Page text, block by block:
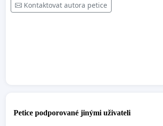
Kontaktovat autora petice
Petice podporované jinými uživateli